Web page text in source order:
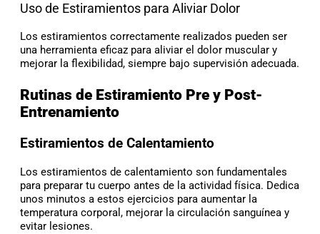
Uso de Estiramientos para Aliviar Dolor
Los estiramientos correctamente realizados pueden ser
una herramienta eficaz para aliviar el dolor muscular y
mejorar la flexibilidad, siempre bajo supervisión adecuada.
Rutinas de Estiramiento Pre y Post-
Entrenamiento
Estiramientos de Calentamiento
Los estiramientos de calentamiento son fundamentales
para preparar tu cuerpo antes de la actividad física. Dedica
unos minutos a estos ejercicios para aumentar la
temperatura corporal, mejorar la circulación sanguínea y
evitar lesiones.